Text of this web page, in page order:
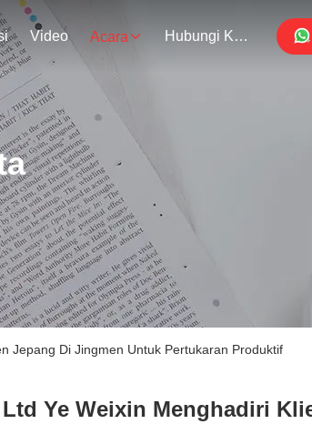
Video Acara Hubungi Kami
Jepang Di Jingmen Untuk Pertukaran Produktif
Ye Weixin Menghadiri